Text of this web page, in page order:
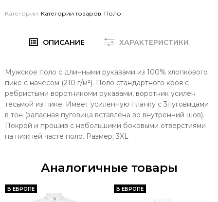
Категории: Категории товаров Поло
ОПИСАНИЕ ХАРАКТЕРИСТИКИ
Мужское поло с длинными рукавами из 100% хлопкового
пике c начесом (210 г/м²). Поло стандартного кроя с
ребристыми воротникоми рукавами, воротник усилен
тесьмой из ​​пике. Имеет усиленную планку с 3пуговицами
в тон (запасная пуговица вставлена ​​во внутренний шов).
Покрой и прошив с небольшими боковыми отверстиями
на нижней часте поло. Размер: 3XL
Аналогичные товары
В ЕВРОПЕ В ЕВРОПЕ